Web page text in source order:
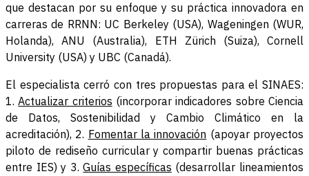
que destacan por su enfoque y su práctica innovadora en
carreras de RRNN: UC Berkeley (USA), Wageningen (WUR,
Holanda), ANU (Australia), ETH Zürich (Suiza), Cornell
University (USA) y UBC (Canadá).
El especialista cerró con tres propuestas para el SINAES:
1.Actualizar criterios (incorporar indicadores sobre Ciencia
de Datos, Sostenibilidad y Cambio Climático en la
acreditación), 2. Fomentar la innovación (apoyar proyectos
piloto de rediseño curricular y compartir buenas prácticas
entre IES) y 3.Guías específicas (desarrollar lineamientos